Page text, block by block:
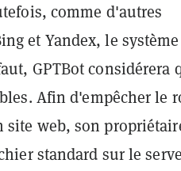
comme d'autres
et Yandex, le
GPTBot considérera
Afin d'empêcher le
web, son
standard sur le